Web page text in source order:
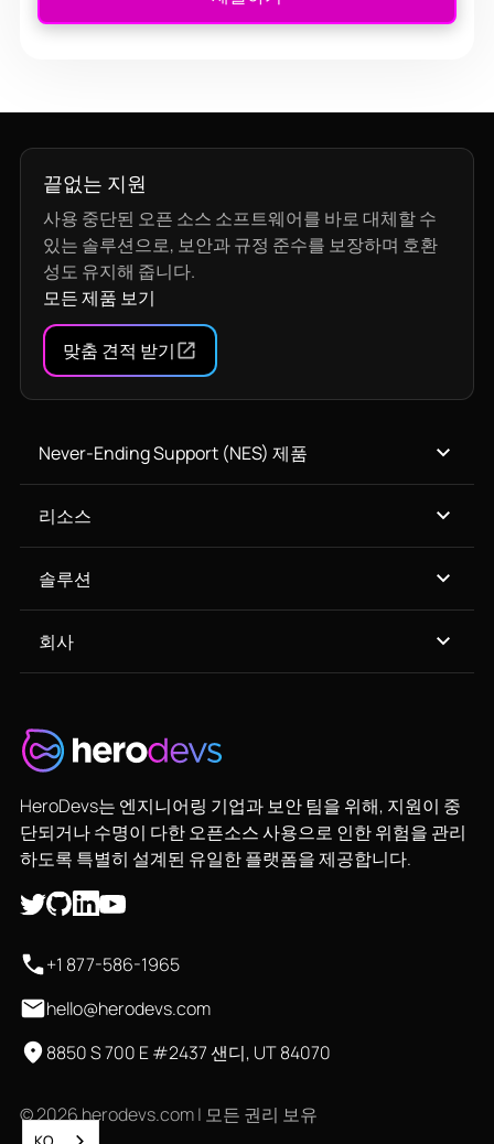
끝없는 지원
사용 중단된 오픈 소스 소프트웨어를 바로 대체할 수
있는 솔루션으로, 보안과 규정 준수를 보장하며 호환
성도 유지해 줍니다.
모든 제품 보기
맞춤 견적 받기
Never-Ending Support (NES) 제품
리소스
솔루션
회사
HeroDevs는 엔지니어링 기업과 보안 팀을 위해, 지원이 중
단되거나 수명이 다한 오픈소스 사용으로 인한 위험을 관리
하도록 특별히 설계된 유일한 플랫폼을 제공합니다.
+1 877-586-1965
hello@herodevs.com
8850 S 700 E #2437 샌디, UT 84070
© 2026 herodevs.com | 모든 권리 보유